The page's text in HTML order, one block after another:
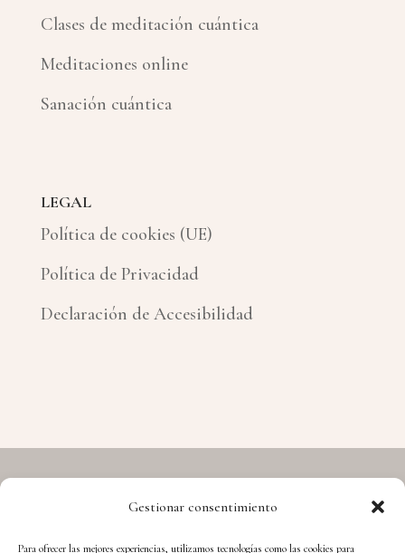
Gestionar consentimiento
Para ofrecer las mejores experiencias, utilizamos tecnologías como las cookies para
Clases de meditación cuántica
Meditaciones online
Sanación cuántica
LEGAL
Política de cookies (UE)
Política de Privacidad
Declaración de Accesibilidad